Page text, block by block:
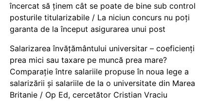
încercat să ținem cât se poate de bine sub control
posturile titularizabile / La niciun concurs nu poți
garanta de la început asigurarea unui post
Salarizarea învățământului universitar – coeficienți
prea mici sau taxare pe muncă prea mare?
Comparație între salariile propuse în noua lege a
salarizării și salariile de la o universitate din Marea
Britanie / Op Ed, cercetător Cristian Vraciu